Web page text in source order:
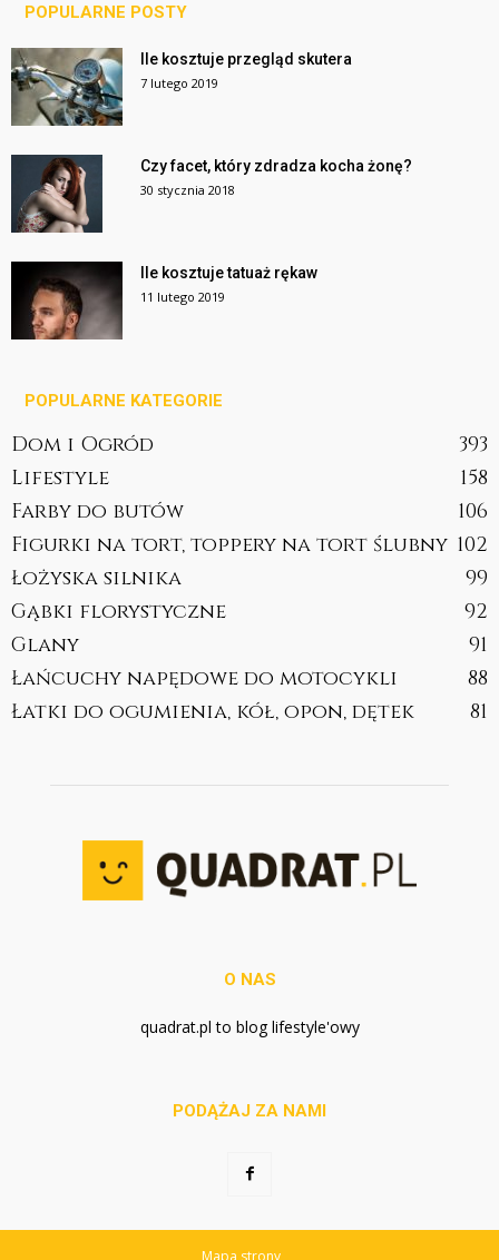
POPULARNE POSTY
Ile kosztuje przegląd skutera
7 lutego 2019
Czy facet, który zdradza kocha żonę?
30 stycznia 2018
Ile kosztuje tatuaż rękaw
11 lutego 2019
POPULARNE KATEGORIE
Dom i Ogród
393
Lifestyle
158
Farby do butów
106
Figurki na tort, toppery na tort ślubny 102
Łożyska silnika
99
Gąbki florystyczne
92
Glany
91
Łańcuchy napędowe do motocykli
88
Łatki do ogumienia, kół, opon, dętek
81
O NAS
quadrat.pl to blog lifestyle'owy
PODĄŻAJ ZA NAMI